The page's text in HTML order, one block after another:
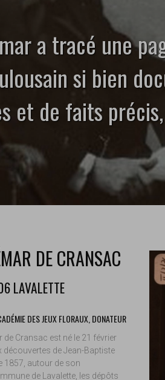
a tracé une
si bien
et de faits
DE CRANSAC
LAVALETTE
DES JEUX FLORAUX, DONATEUR
de Cransac est né le 21 février
découvertes de Jean-Baptiste
1857, autour de son
de Lavalette, les dépôts